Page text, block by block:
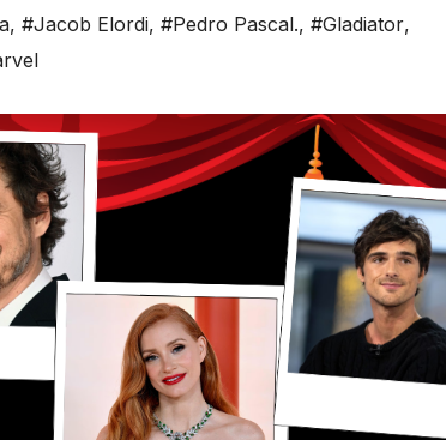
, #Jacob Elordi, #Pedro Pascal., #Gladiator,